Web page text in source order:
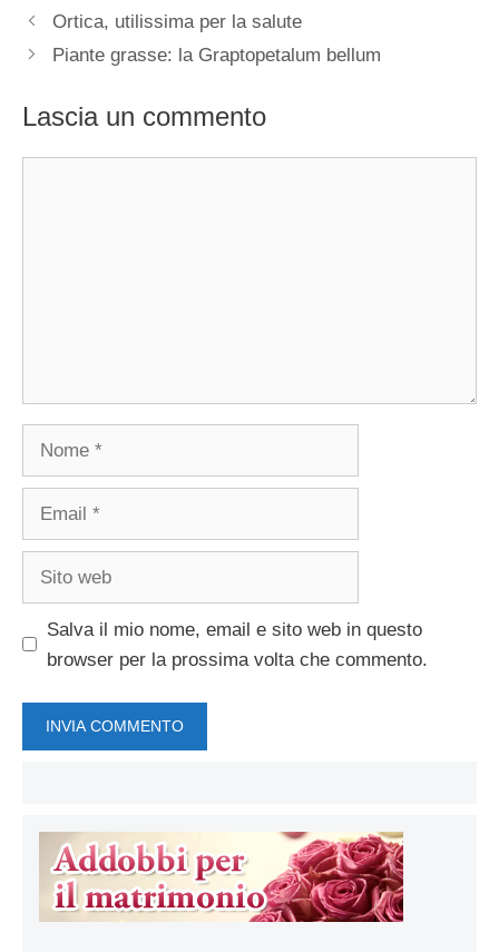
Ortica, utilissima per la salute
Piante grasse: la Graptopetalum bellum
Lascia un commento
Salva il mio nome, email e sito web in questo
browser per la prossima volta che commento.